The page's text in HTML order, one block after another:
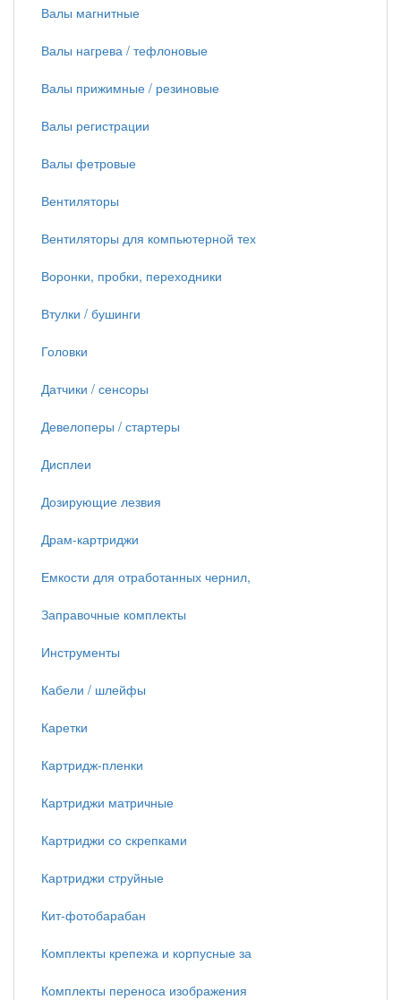
Валы магнитные
Валы нагрева / тефлоновые
Валы прижимные / резиновые
Валы регистрации
Валы фетровые
Вентиляторы
Вентиляторы для компьютерной тех
Воронки, пробки, переходники
Втулки / бушинги
Головки
Датчики / сенсоры
Девелоперы / стартеры
Дисплеи
Дозирующие лезвия
Драм-картриджи
Емкости для отработанных чернил,
Заправочные комплекты
Инструменты
Кабели / шлейфы
Каретки
Картридж-пленки
Картриджи матричные
Картриджи со скрепками
Картриджи струйные
Кит-фотобарабан
Комплекты крепежа и корпусные за
Комплекты переноса изображения